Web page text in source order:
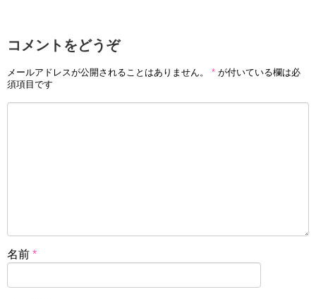
コメントをどうぞ
メールアドレスが公開されることはありません。 * が付いている欄は必
須項目です
名前 *